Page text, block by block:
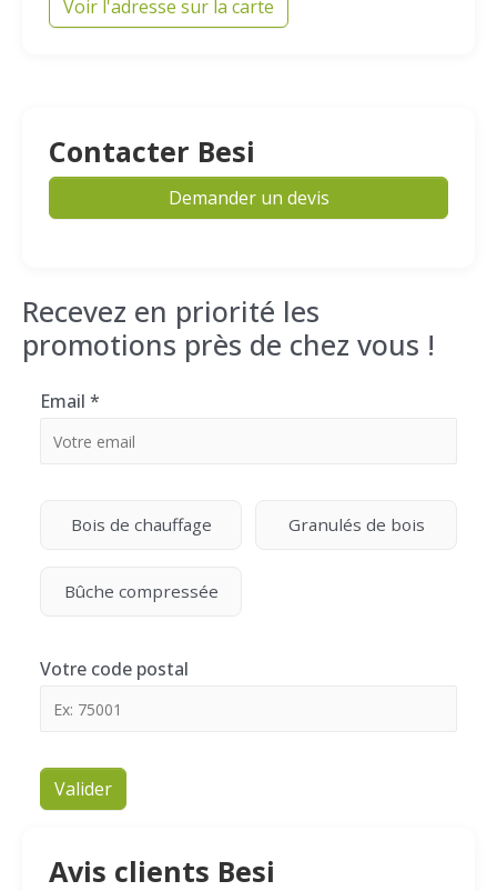
Voir l'adresse sur la carte
Contacter Besi
Demander un devis
Recevez en priorité les
promotions près de chez vous !
Email *
Bois de chauffage Granulés de bois
Bûche compressée
Votre code postal
Valider
Avis clients Besi